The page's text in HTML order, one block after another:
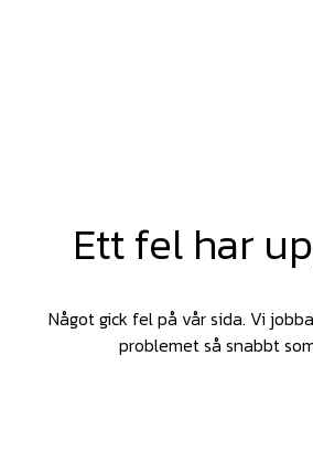
Ett fel har
Något gick fel på vår sida. Vi
problemet så snabbt